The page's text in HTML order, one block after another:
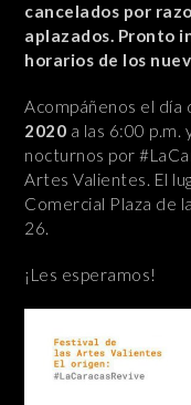
cancelados por
aplazados. Pronto
horarios de los
Acompáñenos el día
2020 a las 6:00 p.m.
nocturnos por
Artes Valientes. El
Comercial Plaza de
26.
¡Les esperamos!